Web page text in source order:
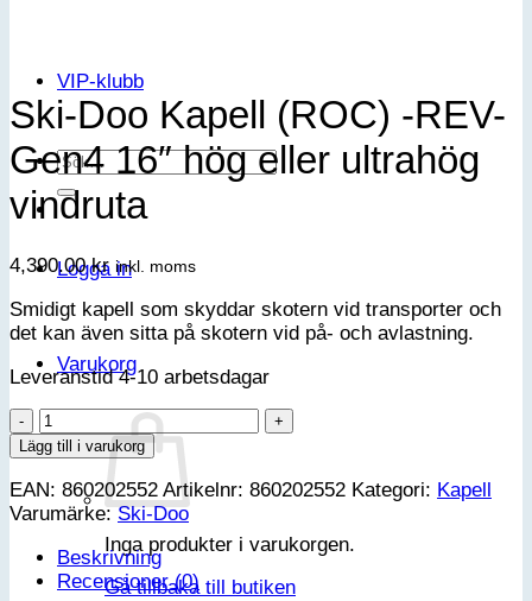
VIP-klubb
Sök
efter:
Logga in
Varukorg
Inga produkter i varukorgen.
Gå tillbaka till butiken
Ski-Doo Kapell (ROC) -REV-
Gen4 16″ hög eller ultrahög
vindruta
4,390.00kr inkl. moms
Smidigt kapell som skyddar skotern vid transporter och
det kan även sitta på skotern vid på- och avlastning.
Leveranstid 4-10 arbetsdagar
Ski-
Doo
(ROC)
-
Gen4
16"
Lägg till i varukorg
EAN: 860202552 Artikelnr: 860202552 Kategori: Kapell
Varumärke:Ski-Doo
Beskrivning
Recensioner (0)